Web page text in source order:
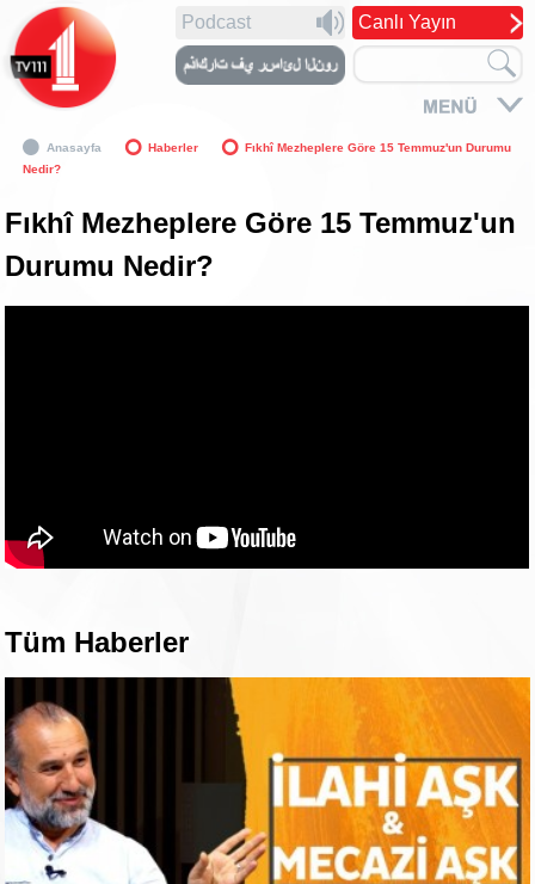
Canlı Yayın
Podcast
Anasayfa Haberler
Fıkhî Mezheplere Göre 15 Temmuz'un Durumu
Nedir?
Fıkhî Mezheplere Göre 15 Temmuz'un
Durumu Nedir?
Tüm Haberler